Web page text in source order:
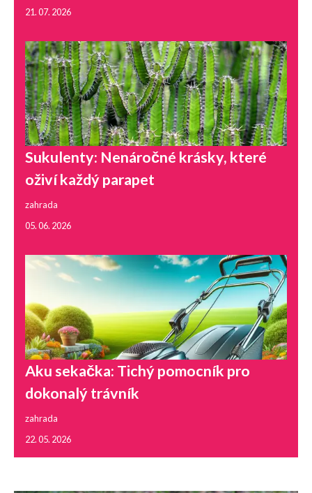
21. 07. 2026
Sukulenty: Nenáročné krásky, které
oživí každý parapet
zahrada
05. 06. 2026
Aku sekačka: Tichý pomocník pro
dokonalý trávník
zahrada
22. 05. 2026